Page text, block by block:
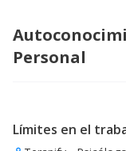
Personal
Límites en el